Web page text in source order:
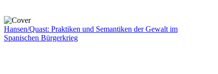
Hansen/Quast: Praktiken und Semantiken der Gewalt im
Spanischen Bürgerkrieg